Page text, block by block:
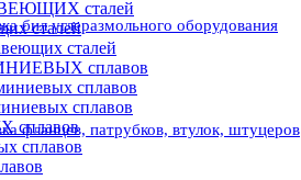
бил углеразмольного оборудования
фланцев, патрубков, втулок, штуцеров
сталей
сталей
сталей
сплавов
сплавов
сплавов
сплавов
сплавов